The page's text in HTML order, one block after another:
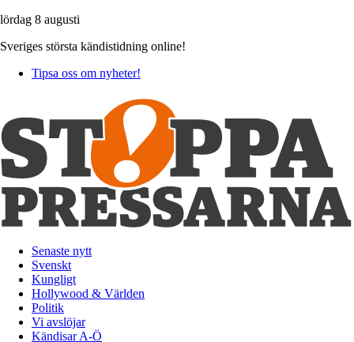
lördag 8 augusti
Sveriges största kändistidning online!
Tipsa oss om nyheter!
Senaste nytt
Svenskt
Kungligt
Hollywood & Världen
Politik
Vi avslöjar
Kändisar A-Ö